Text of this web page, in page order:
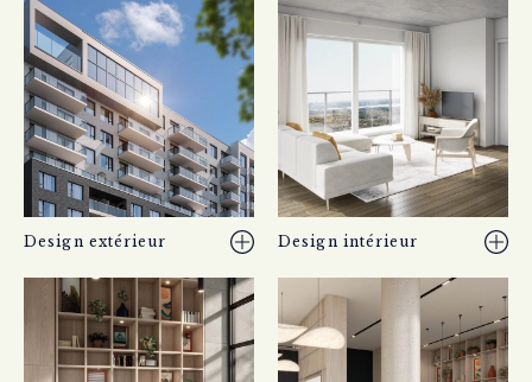
Design extérieur Design intérieur